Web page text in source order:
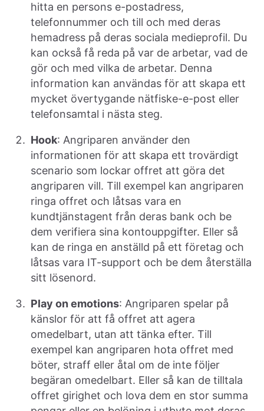
hitta en persons e-postadress,
telefonnummer och till och med deras
hemadress på deras sociala medieprofil. Du
kan också få reda på var de arbetar, vad de
gör och med vilka de arbetar. Denna
information kan användas för att skapa ett
mycket övertygande nätfiske-e-post eller
telefonsamtal i nästa steg.
Hook: Angriparen använder den
informationen för att skapa ett trovärdigt
scenario som lockar offret att göra det
angriparen vill. Till exempel kan angriparen
ringa offret och låtsas vara en
kundtjänstagent från deras bank och be
dem verifiera sina kontouppgifter. Eller så
kan de ringa en anställd på ett företag och
låtsas vara IT-support och be dem återställa
sitt lösenord.
Play on emotions: Angriparen spelar på
känslor för att få offret att agera
omedelbart, utan att tänka efter. Till
exempel kan angriparen hota offret med
böter, straff eller åtal om de inte följer
begäran omedelbart. Eller så kan de tilltala
offret girighet och lova dem en stor summa